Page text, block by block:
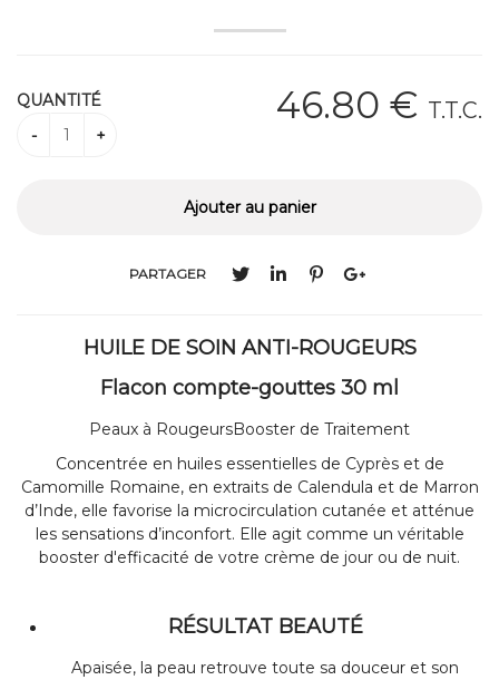
46.80 € T.T.C.
QUANTITÉ
PARTAGER
HUILE DE SOIN ANTI-ROUGEURS
Flacon compte-gouttes 30 ml
Peaux à RougeursBooster de Traitement
Concentrée en huiles essentielles de Cyprès et de
Camomille Romaine, en extraits de Calendula et de Marron
d’Inde, elle favorise la microcirculation cutanée et atténue
les sensations d’inconfort. Elle agit comme un véritable
booster d'efficacité de votre crème de jour ou de nuit.
RÉSULTAT BEAUTÉ
Apaisée, la peau retrouve toute sa douceur et son